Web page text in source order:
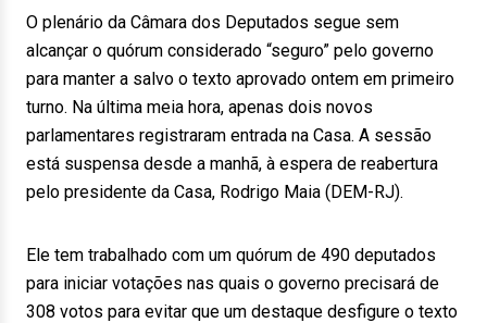
O plenário da Câmara dos Deputados segue sem
alcançar o quórum considerado “seguro” pelo governo
para manter a salvo o texto aprovado ontem em primeiro
turno. Na última meia hora, apenas dois novos
parlamentares registraram entrada na Casa. A sessão
está suspensa desde a manhã, à espera de reabertura
pelo presidente da Casa, Rodrigo Maia (DEM-RJ).
Ele tem trabalhado com um quórum de 490 deputados
para iniciar votações nas quais o governo precisará de
308 votos para evitar que um destaque desfigure o texto